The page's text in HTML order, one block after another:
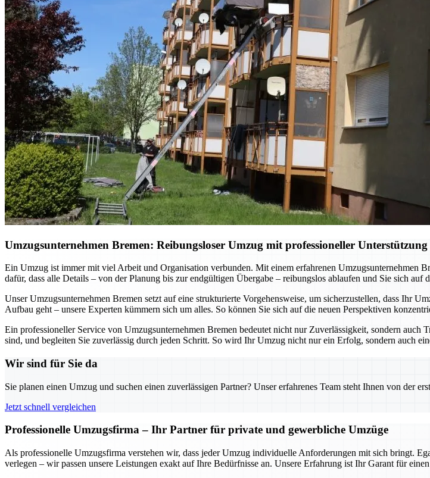
Umzugsunternehmen Bremen: Reibungsloser Umzug mit professioneller Unterstützung
Ein Umzug ist immer mit viel Arbeit und Organisation verbunden. Mit einem erfahrenen Umzugsunternehmen
dafür, dass alle Details – von der Planung bis zur endgültigen Übergabe – reibungslos ablaufen und Sie sich auf
Unser Umzugsunternehmen Bremen setzt auf eine strukturierte Vorgehensweise, um sicherzustellen, dass Ihr
Aufbau geht – unsere Experten kümmern sich um alles. So können Sie sich auf die neuen Perspektiven
Ein professioneller Service von Umzugsunternehmen Bremen bedeutet nicht nur Zuverlässigkeit, sondern
sind, und begleiten Sie zuverlässig durch jeden Schritt. So wird Ihr Umzug nicht nur ein Erfolg, sondern auch
Wir sind für Sie da
Sie planen einen Umzug und suchen einen zuverlässigen Partner? Unser erfahrenes Team steht Ihnen von der
Jetzt schnell vergleichen
Professionelle Umzugsfirma – Ihr Partner für private und gewerbliche Umzüge
Als professionelle Umzugsfirma verstehen wir, dass jeder Umzug individuelle Anforderungen mit sich bringt.
verlegen – wir passen unsere Leistungen exakt auf Ihre Bedürfnisse an. Unsere Erfahrung ist Ihr Garant für